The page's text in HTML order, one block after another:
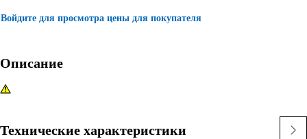
Войдите для просмотра цены для покупателя
Описание
Технические характеристики